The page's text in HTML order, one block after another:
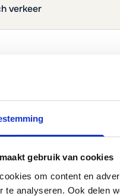
gebruik van cookies
om content en
te analyseren. Ook delen
verkeer
Branding